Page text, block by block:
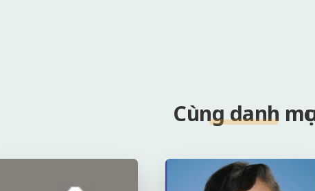
Cùng danh mục